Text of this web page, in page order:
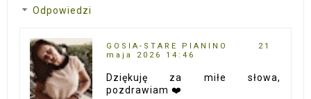
Odpowiedzi
GOSIA-STARE PIANINO
21
maja 2026 14:46
Dziękuję za miłe słowa,
pozdrawiam ❤️